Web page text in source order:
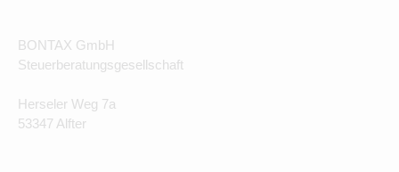
BONTAX GmbH
Steuerberatungsgesellschaft
Herseler Weg 7a
53347 Alfter